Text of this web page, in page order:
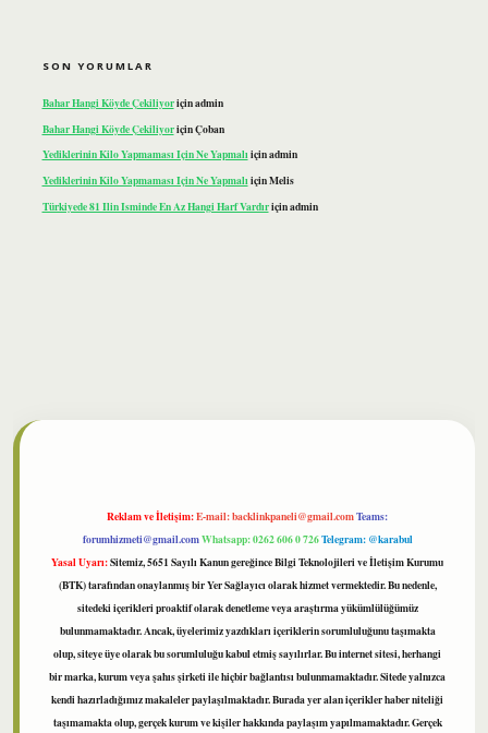
SON YORUMLAR
Bahar Hangi Köyde Çekiliyoriçinadmin
Bahar Hangi Köyde ÇekiliyoriçinÇoban
Yediklerinin Kilo Yapmaması Için Ne Yapmalıiçinadmin
Yediklerinin Kilo Yapmaması Için Ne YapmalıiçinMelis
Türkiyede 81 Ilin Isminde En Az Hangi Harf Vardıriçinadmin
Reklam ve İletişim:E-mail:backlinkpaneli@gmail.comTeams:
forumhizmeti@gmail.comWhatsapp: 0262 606 0 726Telegram: @karabul
Yasal Uyarı:Sitemiz, 5651 Sayılı Kanun gereğince Bilgi Teknolojileri ve İletişim Kurumu
(BTK) tarafından onaylanmış bir Yer Sağlayıcı olarak hizmet vermektedir. Bu nedenle,
sitedeki içerikleri proaktif olarak denetleme veya araştırma yükümlülüğümüz
bulunmamaktadır. Ancak, üyelerimiz yazdıkları içeriklerin sorumluluğunu taşımakta
olup, siteye üye olarak bu sorumluluğu kabul etmiş sayılırlar. Bu internet sitesi, herhangi
bir marka, kurum veya şahıs şirketi ile hiçbir bağlantısı bulunmamaktadır. Sitede yalnızca
kendi hazırladığımız makaleler paylaşılmaktadır. Burada yer alan içerikler haber niteliği
taşımamakta olup, gerçek kurum ve kişiler hakkında paylaşım yapılmamaktadır. Gerçek